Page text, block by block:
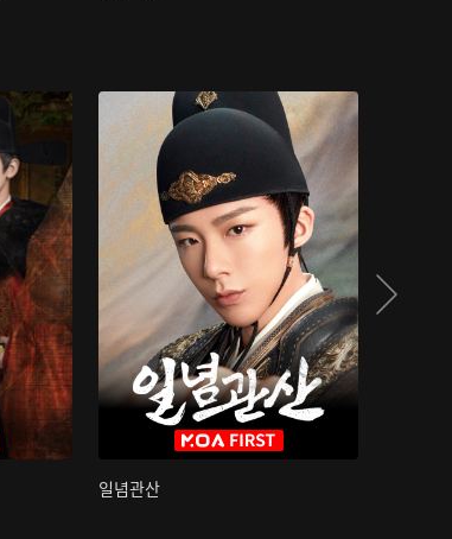
일념관산